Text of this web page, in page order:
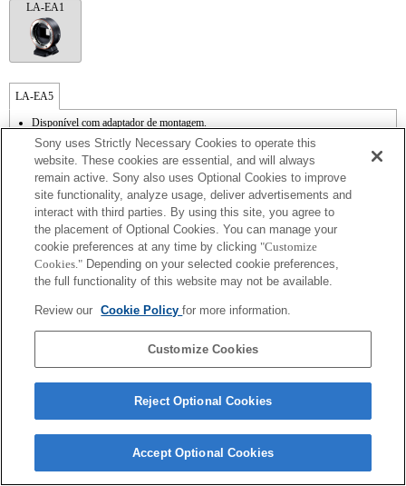
LA-EA1
LA-EA5
Disponível com adaptador de montagem.
A função SteadyShot não é suportada.
O ruído de funcionamento da lente, como durante o zoom e a focagem, pode ser
captado durante a gravação de vídeo.
O ajuste automático da íris não está disponível no modo de vídeo.
A alteração da íris durante a gravação pode criar ruído de funcionamento ou tornar o
ecrã mais luminoso durante o funcionamento.
Contact Us
Copyright 2026 Sony Corporation
Sony uses Strictly Necessary Cookies to operate this
website. These cookies are essential, and will always
remain active. Sony also uses Optional Cookies to improve
site functionality, analyze usage, deliver advertisements and
interact with third parties. By using this site, you agree to
the placement of Optional Cookies. You can manage your
cookie preferences at any time by clicking "Customize
Cookies." Depending on your selected cookie preferences,
the full functionality of this website may not be available.
Review our Cookie Policyfor more information.
Customize Cookies
Reject Optional Cookies
Accept Optional Cookies